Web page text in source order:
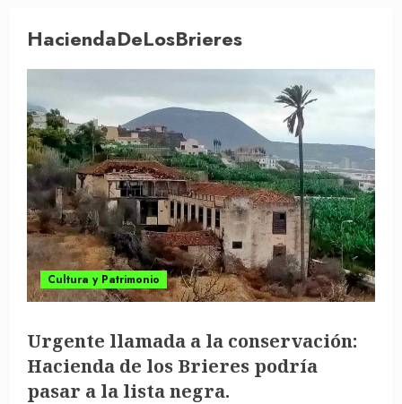
HaciendaDeLosBrieres
Cultura y Patrimonio
Urgente llamada a la conservación:
Hacienda de los Brieres podría
pasar a la lista negra.